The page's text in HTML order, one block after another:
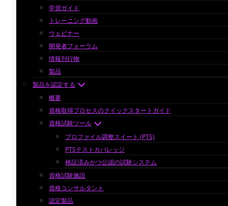
学習ガイド
トレーニング動画
ウェビナー
開発者フォーラム
情報刊行物
製品
製品を認定する
概要
資格取得プロセスのクイックスタートガイド
資格試験ツール
プロファイル調整スイート (PTS)
PTSテストカバレッジ
検証済みかつ公認の試験システム
資格試験施設
資格コンサルタント
認定製品